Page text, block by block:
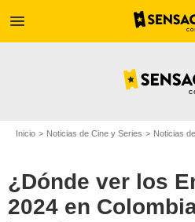
menu
Inicio Noticias de Cine y Series Noticias
¿Dónde ver los
2024 en